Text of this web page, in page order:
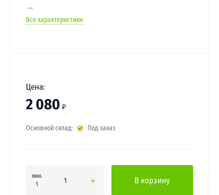
Все характеристики
Цена:
2 080 ₽
Основной склад: Под заказ
мин.
1
В корзину